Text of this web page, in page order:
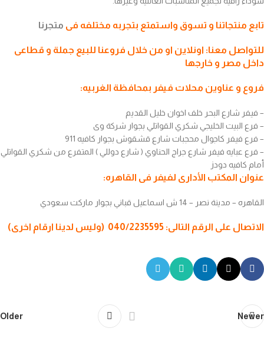
تابع منتجاتنا و تسوق واستمتع بتجربه مختلفه فى متجرنا
للتواصل معنا: اونلاين او من خلال فروعنا للبيع جملة و قطاعى
داخل مصر و خارجها
فروع و عناوين محلات فيفر بمحافظة الغربيه:
– فيفر شارع البحر خلف اخوان خليل القديم
– فرع البيت الخليجي شكري القواتلي بجوار شركة وى
– فرع فيفر كاجوال محجبات شارع قشقوش بجوار كافيه 911
– فرع عبايه فيفر شارع جراج الحناوي ( شارع دوللي ) المتفرع من شكري القواتلي
أمام كافيه دودز
عنوان المكتب الأدارى لفيفر فى القاهره:
القاهره – مدينة نصر – 14 ش اسماعيل قباني بجوار ماركت سعودي
الاتصال على الرقم التالى: 040/2235595 (وليس لدينا ارقام اخرى)
Newer
Older